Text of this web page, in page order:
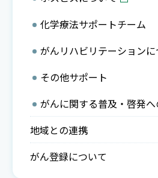
化学療法サポートチーム
がんリハビリテーションに
その他サポート
がんに関する普及・啓発
地域との連携
がん登録について